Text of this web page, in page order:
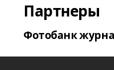
Партнеры
Фотобанк